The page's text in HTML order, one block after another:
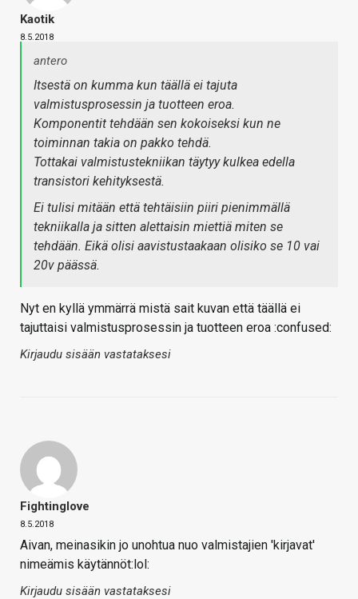
Kaotik
8.5.2018
antero
Itsestä on kumma kun täällä ei tajuta
valmistusprosessin ja tuotteen eroa.
Komponentit tehdään sen kokoiseksi kun ne
toiminnan takia on pakko tehdä.
Tottakai valmistustekniikan täytyy kulkea edella
transistori kehityksestä.
Ei tulisi mitään että tehtäisiin piiri pienimmällä
tekniikalla ja sitten alettaisin miettiä miten se
tehdään. Eikä olisi aavistustaakaan olisiko se 10 vai
20v päässä.
Nyt en kyllä ymmärrä mistä sait kuvan että täällä ei
tajuttaisi valmistusprosessin ja tuotteen eroa :confused:
Kirjaudu sisään vastataksesi
Fightinglove
8.5.2018
Aivan, meinasikin jo unohtua nuo valmistajien 'kirjavat'
nimeämis käytännöt:lol:
Kirjaudu sisään vastataksesi